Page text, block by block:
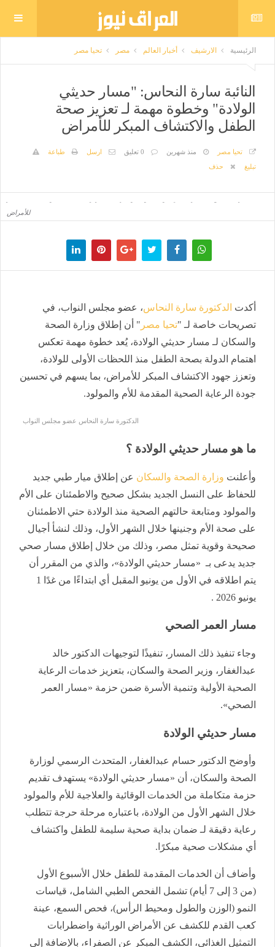
الرئيسية الارشيف أخبار العالم مصر تحيا مصر
النائبة سارة النحاس: "مسار حديثي
الولادة" وخطوة مهمة لـ تعزيز صحة
الطفل والاكتشاف المبكر للأمراض
تحيا مصر منذ شهرين 0 تعليق ارسل
طباعة
تبليغ
حذف
للأمراض
أكدت الدكتورة سارة النحاس، عضو مجلس النواب، في
تصريحات خاصة لـ "تحيا مصر " أن إطلاق وزارة الصحة
والسكان لـ مسار حديثي الولادة، يُعد خطوة مهمة تعكس
اهتمام الدولة بصحة الطفل منذ اللحظات الأولى للولادة،
وتعزز جهود الاكتشاف المبكر للأمراض، بما يسهم في تحسين
جودة الرعاية الصحية المقدمة للأم والمولود.
الدكتورة سارة النحاس عضو مجلس النواب
ما هو مسار حديثي الولادة ؟
وأعلنت وزارة الصحة والسكان عن إطلاق ميار طبي جديد
للحفاظ على النسل الجديد بشكل صحيح والاطمئنان على الأم
والمولود ومتابعة حالتهم الصحية منذ الولادة حتي الاطمئنان
على صحة الأم وجنينها خلال الشهر الأول، وذلك لنشأ أجيال
صحيحة وقوية تمثل مصر، وذلك من خلال إطلاق مسار صحي
جديد يدعى بـ «مسار حديثي الولادة»، والذي من المقرر أن
يتم اطلاقه في الأول من يونيو المقبل أي ابتداءًا من غدًا 1
يونيو 2026 .
مسار العمر الصحي
وجاء تنفيذ ذلك المسار، تنفيذًا لتوجيهات الدكتور خالد
عبدالغفار، وزير الصحة والسكان، بتعزيز خدمات الرعاية
الصحية الأولية وتنمية الأسرة ضمن حزمة «مسار العمر
الصحي».
مسار حديثي الولادة
وأوضح الدكتور حسام عبدالغفار، المتحدث الرسمي لوزارة
الصحة والسكان، أن «مسار حديثي الولادة» يستهدف تقديم
حزمة متكاملة من الخدمات الوقائية والعلاجية للأم والمولود
خلال الشهر الأول من الولادة، باعتباره مرحلة حرجة تتطلب
رعاية دقيقة لـ ضمان بداية صحية سليمة للطفل واكتشاف
أي مشكلات صحية مبكرًا.
وأضاف أن الخدمات المقدمة للطفل خلال الأسبوع الأول
(من 3 إلى 7 أيام) تشمل الفحص الطبي الشامل، قياسات
النمو (الوزن والطول ومحيط الرأس)، فحص السمع، عينة
كعب القدم للكشف عن الأمراض الوراثية واضطرابات
التمثيل الغذائي، الكشف المبكر عن الصفراء، بالإضافة إلى